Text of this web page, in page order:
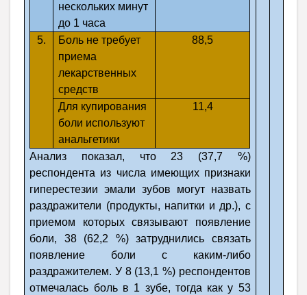
нескольких минут
до 1 часа
5.
Боль не требует
приема
лекарственных
средств
88,5
Для купирования
боли используют
анальгетики
11,4
Анализ показал, что 23 (37,7 %)
респондента из числа имеющих признаки
гиперестезии эмали зубов могут назвать
раздражители (продукты, напитки и др.), с
приемом которых связывают появление
боли, 38 (62,2 %) затруднились связать
появление боли с каким-либо
раздражителем. У 8 (13,1 %) респондентов
отмечалась боль в 1 зубе, тогда как у 53